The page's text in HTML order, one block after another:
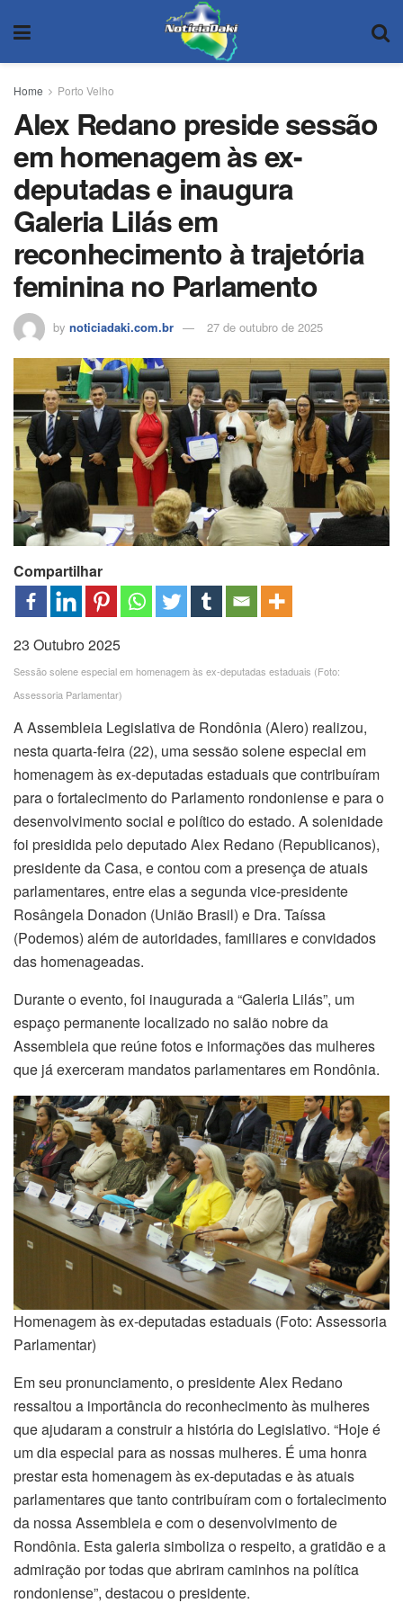
Home Porto Velho
Alex Redano preside sessão
em homenagem às ex-
deputadas e inaugura
Galeria Lilás em
reconhecimento à trajetória
feminina no Parlamento
by noticiadaki.com.br 27 de outubro de 2025
Compartilhar
23 Outubro 2025
Sessão solene especial em homenagem às ex-deputadas estaduais (Foto:
Assessoria Parlamentar)
A Assembleia Legislativa de Rondônia (Alero) realizou,
nesta quarta-feira (22), uma sessão solene especial em
homenagem às ex-deputadas estaduais que contribuíram
para o fortalecimento do Parlamento rondoniense e para o
desenvolvimento social e político do estado. A solenidade
foi presidida pelo deputado Alex Redano (Republicanos),
presidente da Casa, e contou com a presença de atuais
parlamentares, entre elas a segunda vice-presidente
Rosângela Donadon (União Brasil) e Dra. Taíssa
(Podemos) além de autoridades, familiares e convidados
das homenageadas.
Durante o evento, foi inaugurada a “Galeria Lilás”, um
espaço permanente localizado no salão nobre da
Assembleia que reúne fotos e informações das mulheres
que já exerceram mandatos parlamentares em Rondônia.
Homenagem às ex-deputadas estaduais (Foto: Assessoria
Parlamentar)
Em seu pronunciamento, o presidente Alex Redano
ressaltou a importância do reconhecimento às mulheres
que ajudaram a construir a história do Legislativo. “Hoje é
um dia especial para as nossas mulheres. É uma honra
prestar esta homenagem às ex-deputadas e às atuais
parlamentares que tanto contribuíram com o fortalecimento
da nossa Assembleia e com o desenvolvimento de
Rondônia. Esta galeria simboliza o respeito, a gratidão e a
admiração por todas que abriram caminhos na política
rondoniense”, destacou o presidente.